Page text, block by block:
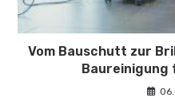
Vom Bauschutt zur
Baureinigung